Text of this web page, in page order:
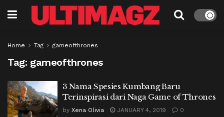
Home Tag gameofthrones
Tag: gameofthrones
3 Nama Spesies Kumbang Baru
Terinspirasi dari Naga Game of Thrones
by Xena Olivia JANUARY 4, 2019 0